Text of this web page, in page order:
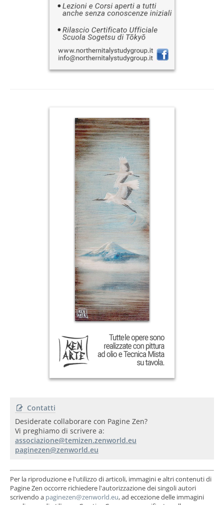
Contatti
Desiderate collaborare con Pagine Zen?
Vi preghiamo di scrivere a:
Per la riproduzione e l'utilizzo di articoli, immagini e altri contenuti di
Pagine Zen occorre richiedere l'autorizzazione dei singoli autori
scrivendo a
, ad eccezione delle immagini